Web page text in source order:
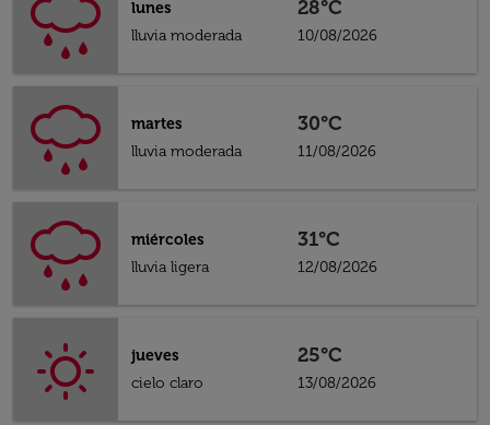
lunes
lluvia moderada
28°C
10/08/2026
martes
lluvia moderada
30°C
11/08/2026
miércoles
lluvia ligera
31°C
12/08/2026
jueves
cielo claro
25°C
13/08/2026